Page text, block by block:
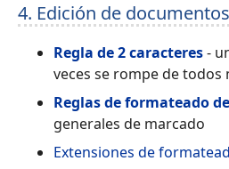
4. Edición de
Regla de 2 caracteres-
veces se rompe de todos
Reglas de formateado
generales de marcado
Extensiones de